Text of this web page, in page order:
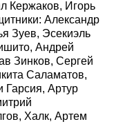
Кержаков, Игорь
Александр
Зуев, Эсекиэль
Андрей
Зинков, Сергей
Саламатов,
Гарсия, Артур
Халк, Артем